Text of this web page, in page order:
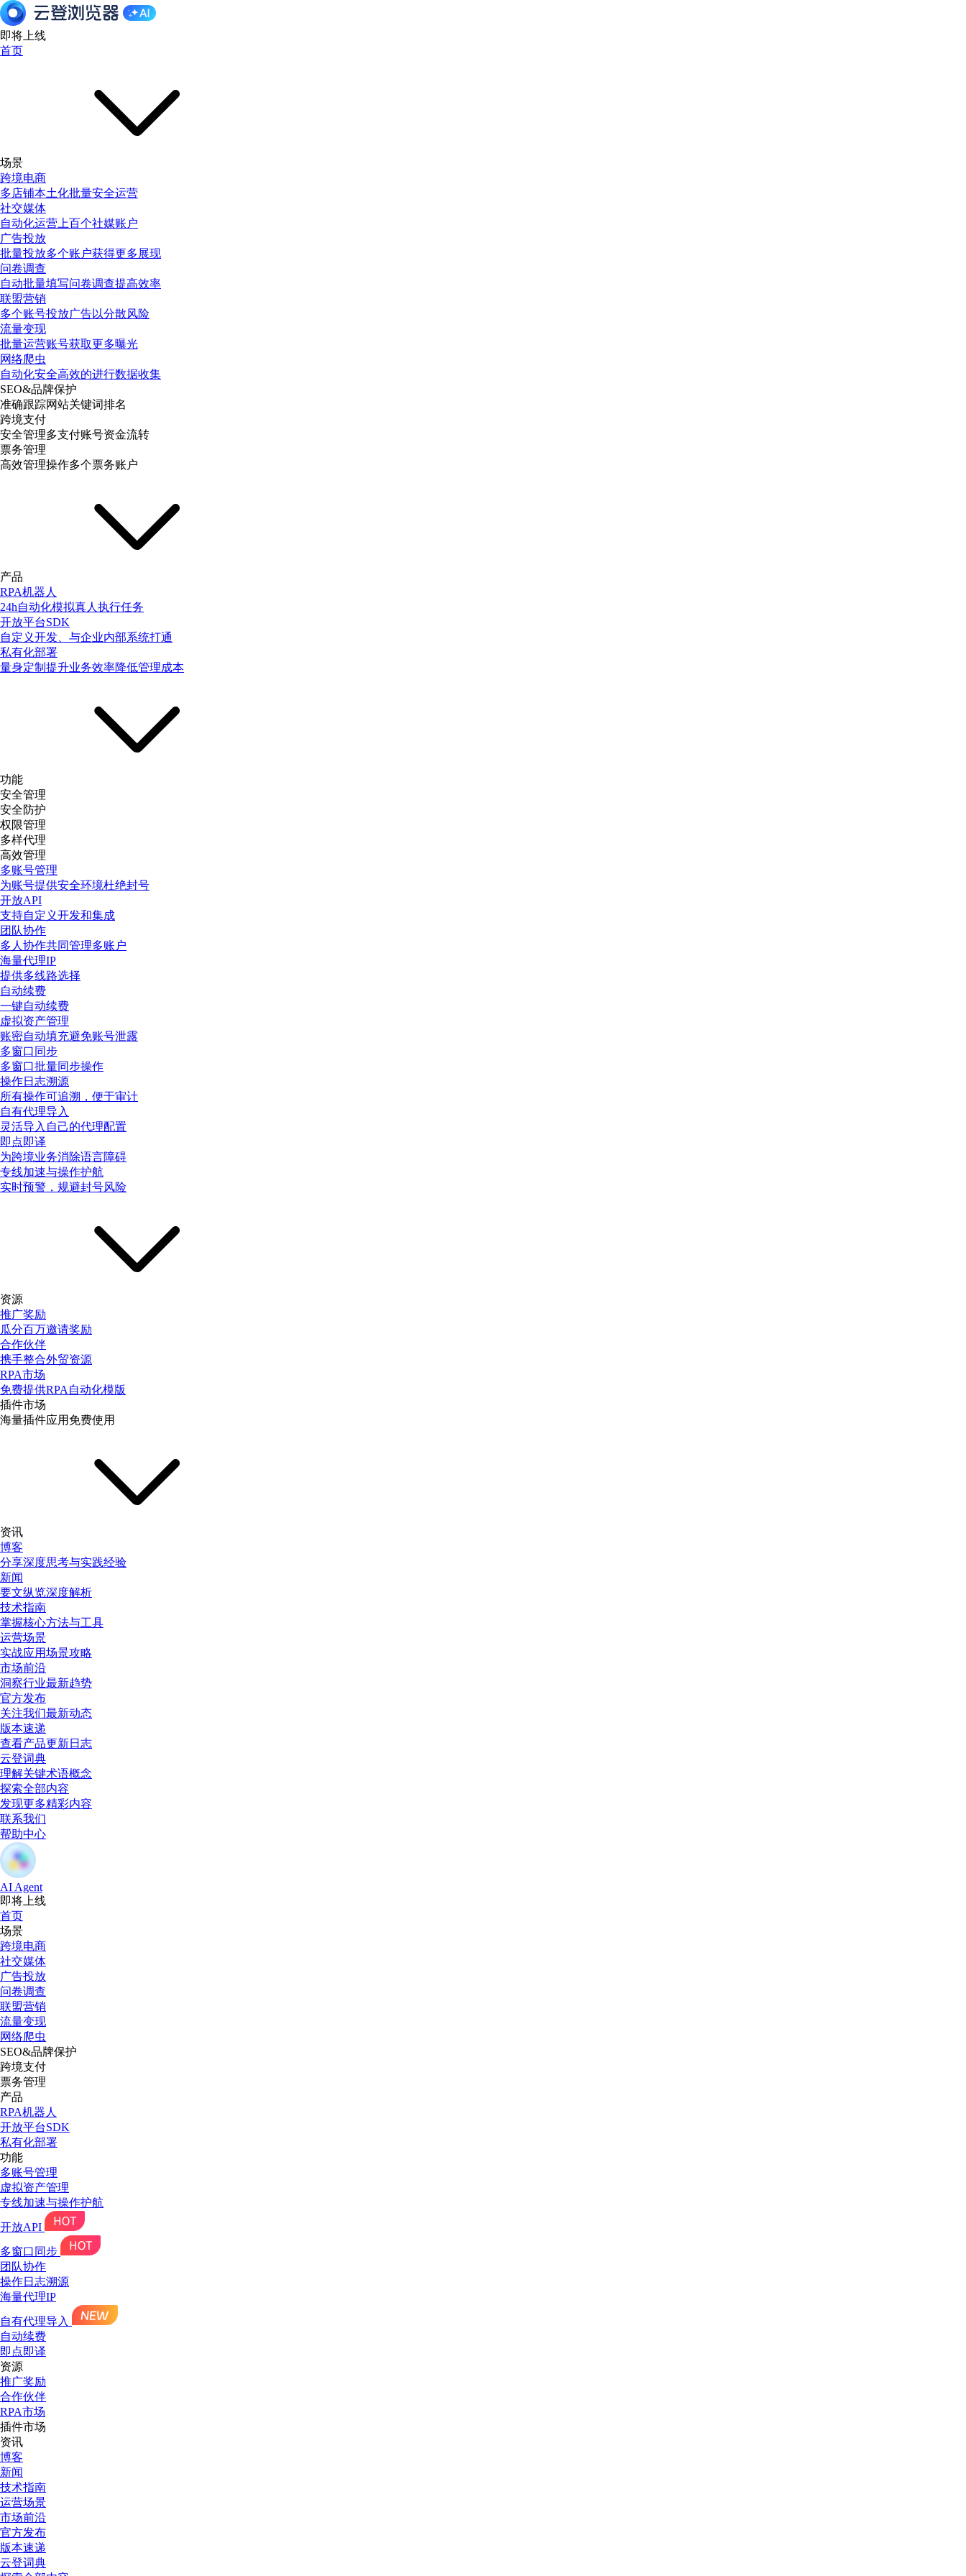
即将上线
首页
场景
跨境电商
多店铺本土化批量安全运营
社交媒体
自动化运营上百个社媒账户
广告投放
批量投放多个账户获得更多展现
问卷调查
自动批量填写问卷调查提高效率
联盟营销
多个账号投放广告以分散风险
流量变现
批量运营账号获取更多曝光
网络爬虫
自动化安全高效的进行数据收集
SEO&品牌保护
准确跟踪网站关键词排名
跨境支付
安全管理多支付账号资金流转
票务管理
高效管理操作多个票务账户
产品
RPA机器人
24h自动化模拟真人执行任务
开放平台SDK
自定义开发、与企业内部系统打通
私有化部署
量身定制提升业务效率降低管理成本
功能
安全管理
安全防护
权限管理
多样代理
高效管理
多账号管理
为账号提供安全环境杜绝封号
开放API
支持自定义开发和集成
团队协作
多人协作共同管理多账户
海量代理IP
提供多线路选择
自动续费
一键自动续费
虚拟资产管理
账密自动填充避免账号泄露
多窗口同步
多窗口批量同步操作
操作日志溯源
所有操作可追溯，便于审计
自有代理导入
灵活导入自己的代理配置
即点即译
为跨境业务消除语言障碍
专线加速与操作护航
实时预警，规避封号风险
资源
推广奖励
瓜分百万邀请奖励
合作伙伴
携手整合外贸资源
RPA市场
免费提供RPA自动化模版
插件市场
海量插件应用免费使用
资讯
博客
分享深度思考与实践经验
新闻
要文纵览深度解析
技术指南
掌握核心方法与工具
运营场景
实战应用场景攻略
市场前沿
洞察行业最新趋势
官方发布
关注我们最新动态
版本速递
查看产品更新日志
云登词典
理解关键术语概念
探索全部内容
发现更多精彩内容
联系我们
帮助中心
AI Agent
即将上线
首页
场景
跨境电商
社交媒体
广告投放
问卷调查
联盟营销
流量变现
网络爬虫
SEO&品牌保护
跨境支付
票务管理
产品
RPA机器人
开放平台SDK
私有化部署
功能
多账号管理
虚拟资产管理
专线加速与操作护航
开放API
多窗口同步
团队协作
操作日志溯源
海量代理IP
自有代理导入
自动续费
即点即译
资源
推广奖励
合作伙伴
RPA市场
插件市场
资讯
博客
新闻
技术指南
运营场景
市场前沿
官方发布
版本速递
云登词典